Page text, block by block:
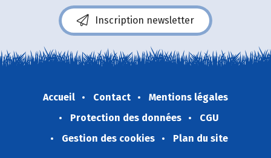
Inscription newsletter
Accueil Contact
Mentions légales
Protection des données
CGU
Gestion des cookies
Plan du site